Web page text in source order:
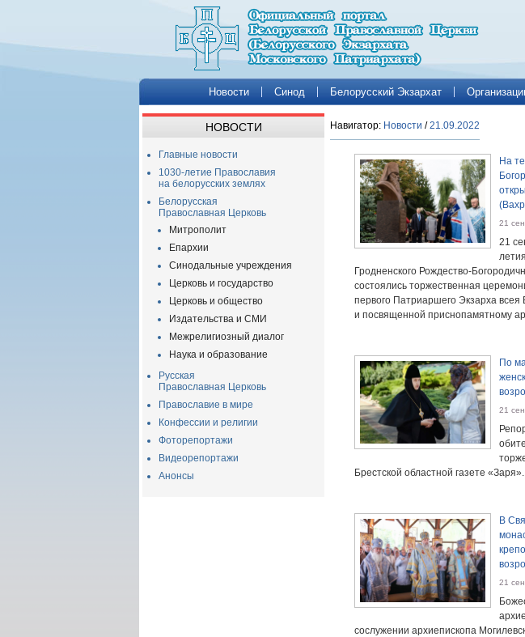
Новости Синод Белорусский Экзархат
НОВОСТИ
Главные новости
1030-летие Православия
на белорусских землях
Белорусская
Православная Церковь
Митрополит
Епархии
Синодальные учреждения
Церковь и государство
Церковь и общество
Издательства и СМИ
Межрелигиозный диалог
Наука и образование
Русская
Православная Церковь
Православие в мире
Конфессии и религии
Фоторепортажи
Видеорепортажи
Анонсы
Навигатор: Новости /21.09.2022
На
21
21
Гродненского Рождество-
состоялись торжественная
первого Патриаршего Экзарха
и посвященной приснопамятному
По
21
Брестской областной газете «Заря».
В
21
сослужении архиепископа